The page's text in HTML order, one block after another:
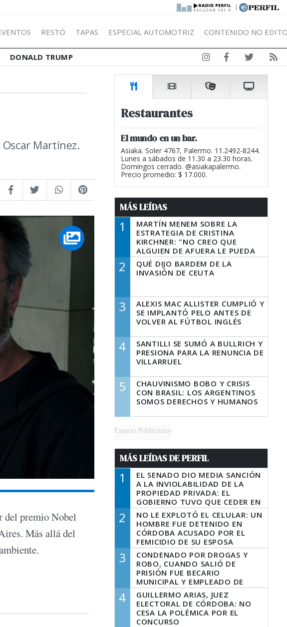
|
RESTÓ TAPAS ESPECIAL AUTOMOTRIZ CONTENIDO NO
DONALD TRUMP
Martínez.
del premio Nobel
Más allá del
Restaurantes
El mundo en un bar.
Asiaka. Soler 4767, Palermo. 11.2492-8244.
Lunes a sábados de 11.30 a 23.30 horas.
Domingos cerrado. @asiakapalermo.
Precio promedio: $ 17.000.
MÁS LEÍDAS
1
MARTÍN MENEM SOBRE LA
ESTRATEGIA DE CRISTINA
KIRCHNER: "NO CREO QUE
ALGUIEN DE AFUERA LE PUEDA
DECIR A LA JUSTICIA LO QUE
TIENE QUE HACER"
2
QUÉ DIJO BARDEM DE LA
INVASIÓN DE CEUTA
3
ALEXIS MAC ALLISTER CUMPLIÓ Y
SE IMPLANTÓ PELO ANTES DE
VOLVER AL FÚTBOL INGLÉS
4
SANTILLI SE SUMÓ A BULLRICH Y
PRESIONA PARA LA RENUNCIA DE
VILLARRUEL
5
CHAUVINISMO BOBO Y CRISIS
CON BRASIL: LOS ARGENTINOS
SOMOS DERECHOS Y HUMANOS
Espacio Publicitario
MÁS LEÍDAS DE PERFIL
1
EL SENADO DIO MEDIA SANCIÓN
A LA INVIOLABILIDAD DE LA
PROPIEDAD PRIVADA: EL
GOBIERNO TUVO QUE CEDER EN
LA LEY DEL MANEJO DEL FUEGO
2
NO LE EXPLOTÓ EL CELULAR: UN
HOMBRE FUE DETENIDO EN
CÓRDOBA ACUSADO POR EL
FEMICIDIO DE SU ESPOSA
3
CONDENADO POR DROGAS Y
ROBO, CUANDO SALIÓ DE
PRISIÓN FUE BECARIO
MUNICIPAL Y EMPLEADO DE
SENAF
4
GUILLERMO ARIAS, JUEZ
ELECTORAL DE CÓRDOBA: NO
CESA LA POLÉMICA POR EL
CONCURSO